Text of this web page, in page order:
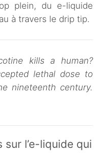
plein, du e-liquide
à travers le drip tip.
kills a human?
lethal dose to
nineteenth century.
l’e-liquide qui